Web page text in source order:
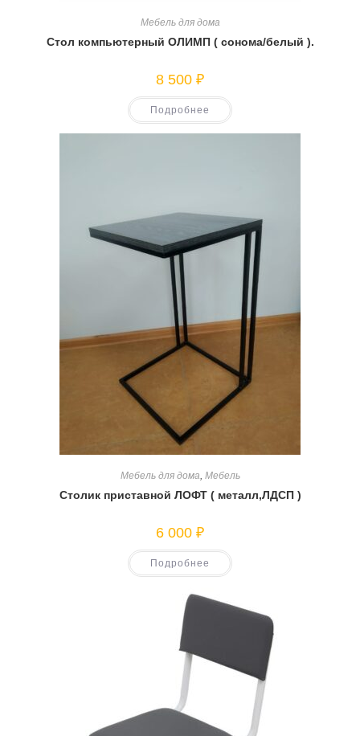
Мебель для дома
Стол компьютерный ОЛИМП ( сонома/белый ).
8 500 ₽
Подробнее
Мебель для дома, Мебель
Столик приставной ЛОФТ ( металл,ЛДСП )
6 000 ₽
Подробнее